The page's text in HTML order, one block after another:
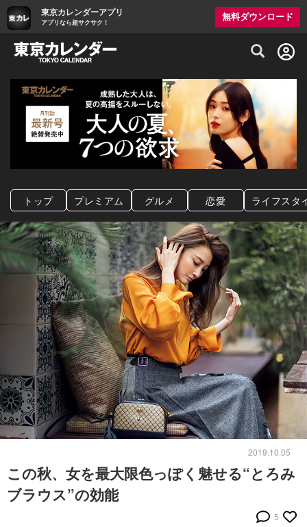
東京カレンダーアプリ
アプリなら超サクサク！
無料ダウンロード
グルメ情報・プレミアムレストラン予約
トップ プレミアム グルメ 恋愛 ライフスタ
2019.10.05
この秋、女を最大限色っぽく魅せる“とろみ
ブラウス”の効能
5